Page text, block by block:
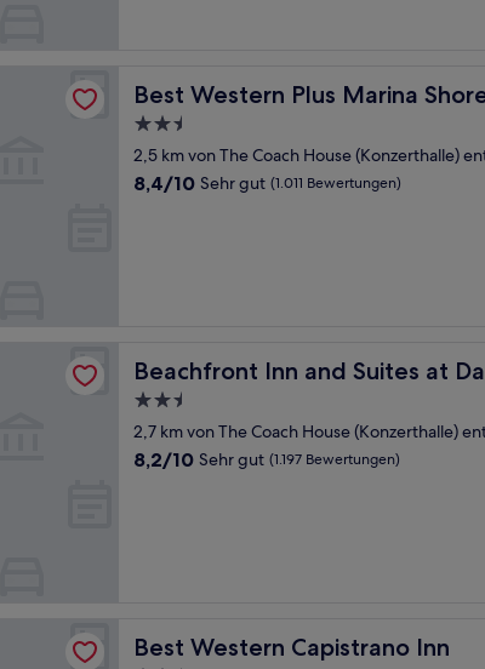
Best Western Plus Marina
Best Western Plus Marina Shores Hotel
2.5-
Sterne-
Unterkunft
2,5 km von The Coach House (Konzerthalle)
8.4
8,4/10 Sehr gut (1.011 Bewertungen)
Beachfront Inn and Suites at
Beachfront Inn and Suites at Dana Point
2.5-
Sterne-
Unterkunft
2,7 km von The Coach House (Konzerthalle)
8.2
8,2/10 Sehr gut (1.197 Bewertungen)
Best Western Capistrano Inn
Best Western Capistrano Inn